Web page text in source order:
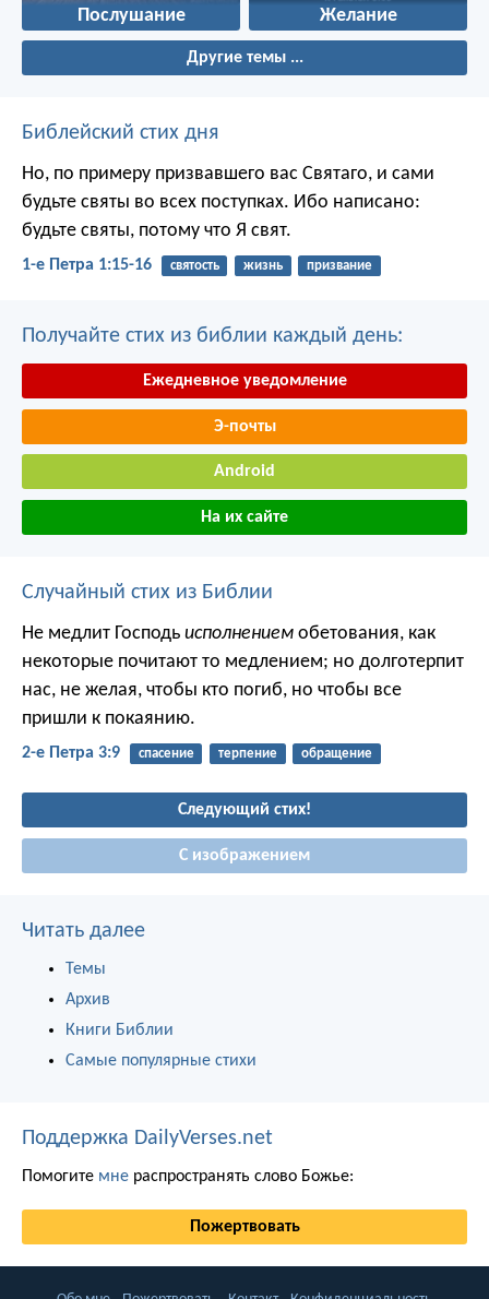
Послушание Желание
Другие темы ...
Библейский стих дня
Но, по примеру призвавшего вас Святаго, и сами
будьте святы во всех поступках. Ибо написано:
будьте святы, потому что Я свят.
1-е Петра 1:15-16 святость жизнь призвание
Получайте стих из библии каждый день:
Ежедневное уведомление
Э-почты
Android
На их сайте
Случайный стих из Библии
Не медлит Господь исполнением обетования, как
некоторые почитают то медлением; но долготерпит
нас, не желая, чтобы кто погиб, но чтобы все
пришли к покаянию.
2-е Петра 3:9 спасение терпение обращение
Следующий стих!
С изображением
Читать далее
Темы
Архив
Книги Библии
Самые популярные стихи
Поддержка DailyVerses.net
Помогите мне распространять слово Божье:
Пожертвовать